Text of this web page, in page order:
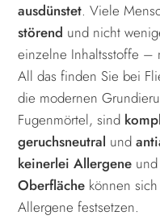
ausdünstet. Viele
störend und nicht
einzelne Inhaltsstoffe
All das finden Sie bei
die modernen
Fugenmörtel, sind
geruchsneutral und
keinerlei Allergene
Oberfläche können
Allergene festsetzen.